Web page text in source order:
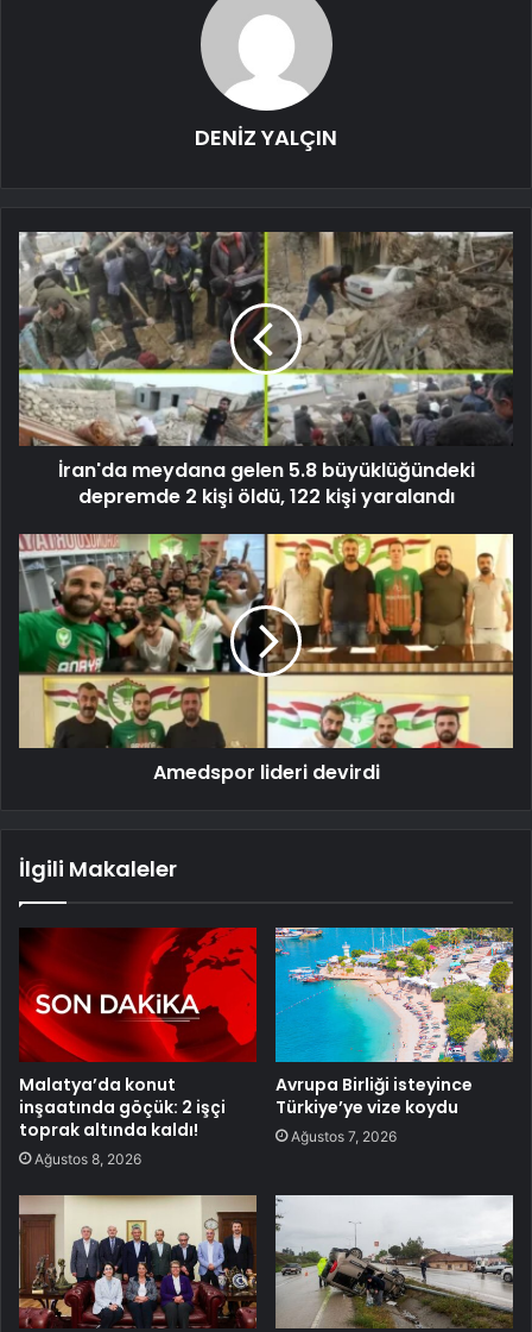
DENİZ YALÇIN
İran'da meydana gelen 5.8 büyüklüğündeki
depremde 2 kişi öldü, 122 kişi yaralandı
Amedspor lideri devirdi
İlgili Makaleler
Malatya’da konut
inşaatında göçük: 2 işçi
toprak altında kaldı!
Ağustos 8, 2026
Avrupa Birliği isteyince
Türkiye’ye vize koydu
Ağustos 7, 2026